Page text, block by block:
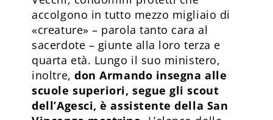
accolgono in tutto mezzo migliaio di
«creature» – parola tanto cara al
sacerdote – giunte alla loro terza e
quarta età. Lungo il suo ministero,
inoltre,don Armando insegna alle
scuole superiori, segue gli scout
dell’Agesci, è assistente della San